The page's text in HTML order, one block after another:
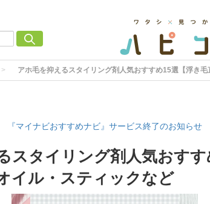
アホ毛を抑えるスタイリング剤人気おすすめ15選【浮き
『マイナビおすすめナビ』サービス終了のお知らせ
スタイリング剤人気おすす
イル・スティックなど